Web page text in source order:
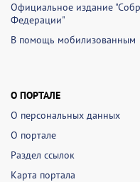
Официальное издание
Федерации"
В помощь мобилизованным
О ПОРТАЛЕ
О персональных данных
О портале
Раздел ссылок
Карта портала